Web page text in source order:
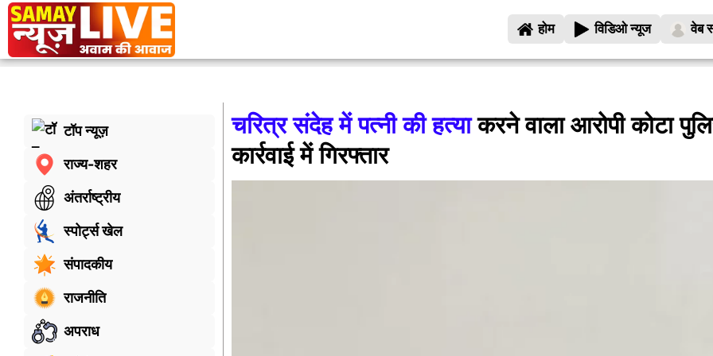
होम विडिओ न्यूज वेब
टॉप न्यूज़
राज्य-शहर
अंतर्राष्ट्रीय
स्पोर्ट्स खेल
संपादकीय
राजनीति
अपराध
चरित्र संदेह में पत्नी की हत्याकरने वाला आरोपी कोटा
कार्रवाई में गिरफ्तार